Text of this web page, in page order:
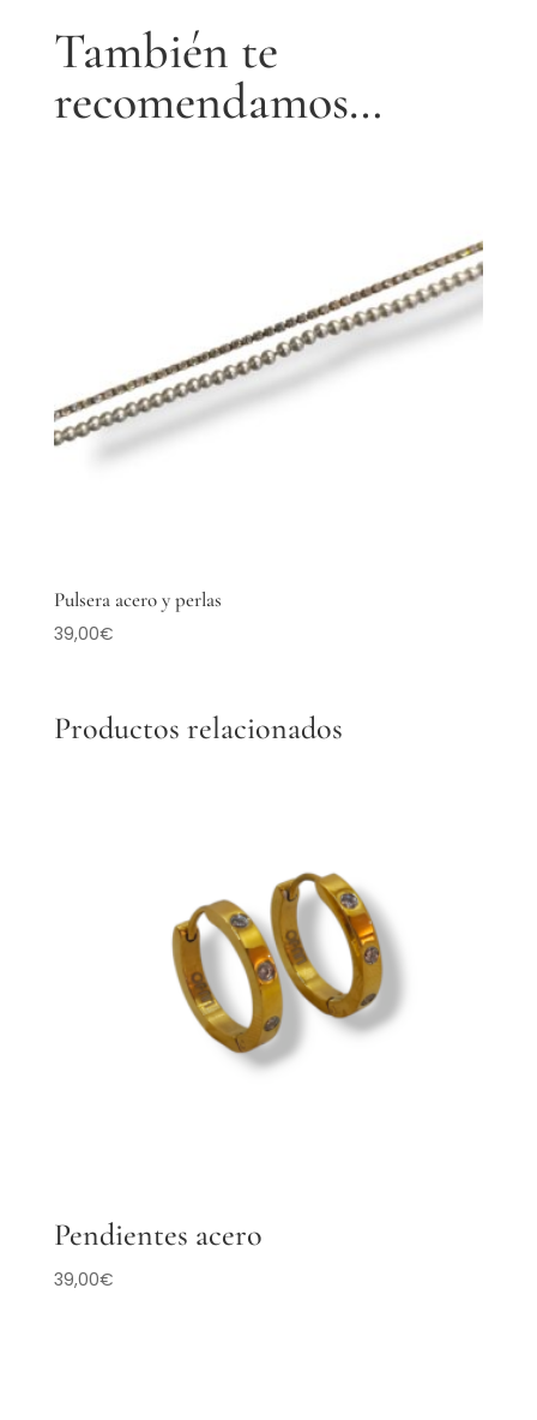
También te
recomendamos…
Pulsera acero y perlas
39,00€
Productos relacionados
Pendientes acero
39,00€